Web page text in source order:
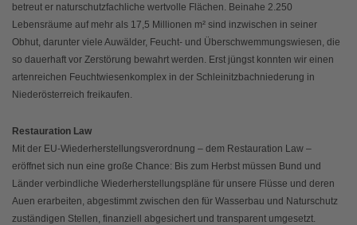
betreut er naturschutzfachliche wertvolle Flächen. Beinahe 2.250
Lebensräume auf mehr als 17,5 Millionen m² sind inzwischen in seiner
Obhut, darunter viele Auwälder, Feucht- und Überschwemmungswiesen, die
so dauerhaft vor Zerstörung bewahrt werden. Erst jüngst konnten wir einen
artenreichen Feuchtwiesenkomplex in der Schleinitzbachniederung in
Niederösterreich freikaufen.
Restauration Law
Mit der EU-Wiederherstellungsverordnung – dem Restauration Law –
eröffnet sich nun eine große Chance: Bis zum Herbst müssen Bund und
Länder verbindliche Wiederherstellungspläne für unsere Flüsse und deren
Auen erarbeiten, abgestimmt zwischen den für Wasserbau und Naturschutz
zuständigen Stellen, finanziell abgesichert und transparent umgesetzt.